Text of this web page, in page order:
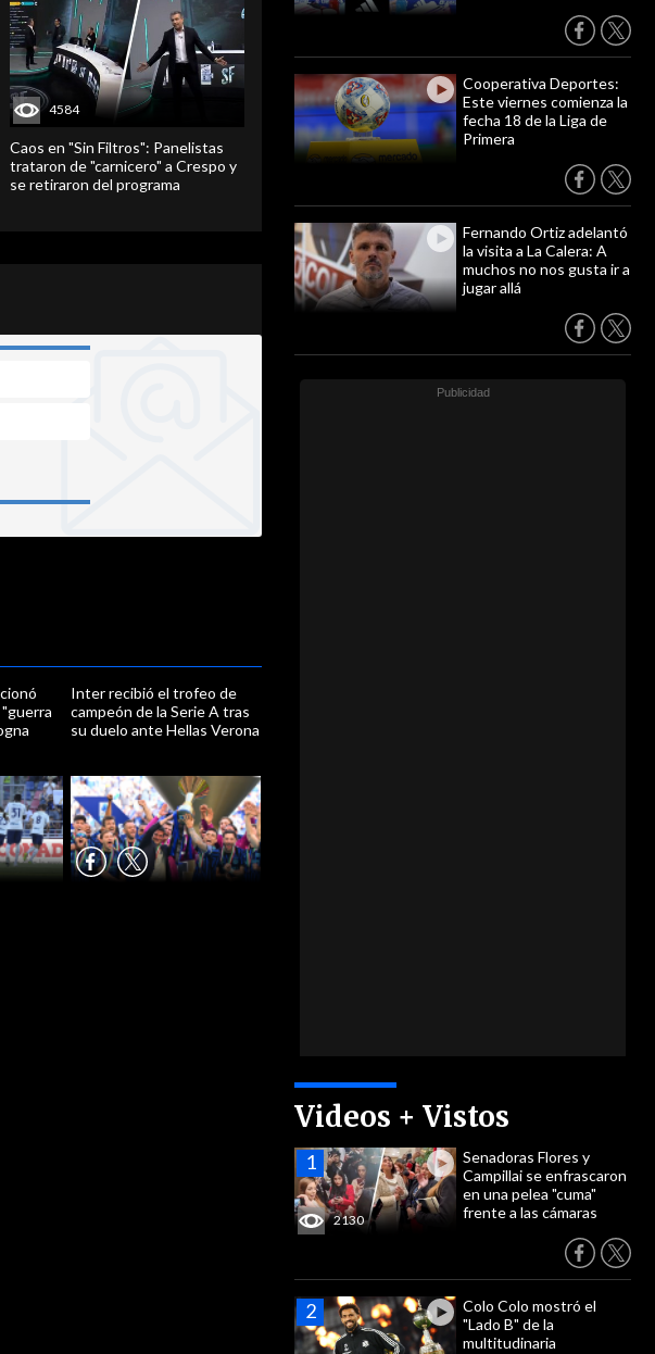
Cooperativa Deportes:
Este viernes comienza la
fecha 18 de la Liga de
Primera
Fernando Ortiz adelantó
la visita a La Calera: A
muchos no nos gusta ir a
jugar allá
Videos + Vistos
2130
Senadoras Flores y
Campillai se enfrascaron
en una pelea "cuma"
frente a las cámaras
Colo Colo mostró el
"Lado B" de la
multitudinaria
4584
Caos en "Sin Filtros": Panelistas
trataron de "carnicero" a Crespo y
se retiraron del programa
Inter recibió el trofeo de
campeón de la Serie A tras
su duelo ante Hellas Verona